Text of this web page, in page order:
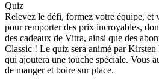
Quiz
Relevez le défi, formez votre équipe, et
pour remporter des prix incroyables,
des cadeaux de Vitra, ainsi que des
Classic ! Le quiz sera animé par
qui ajoutera une touche spéciale. Vous
de manger et boire sur place.